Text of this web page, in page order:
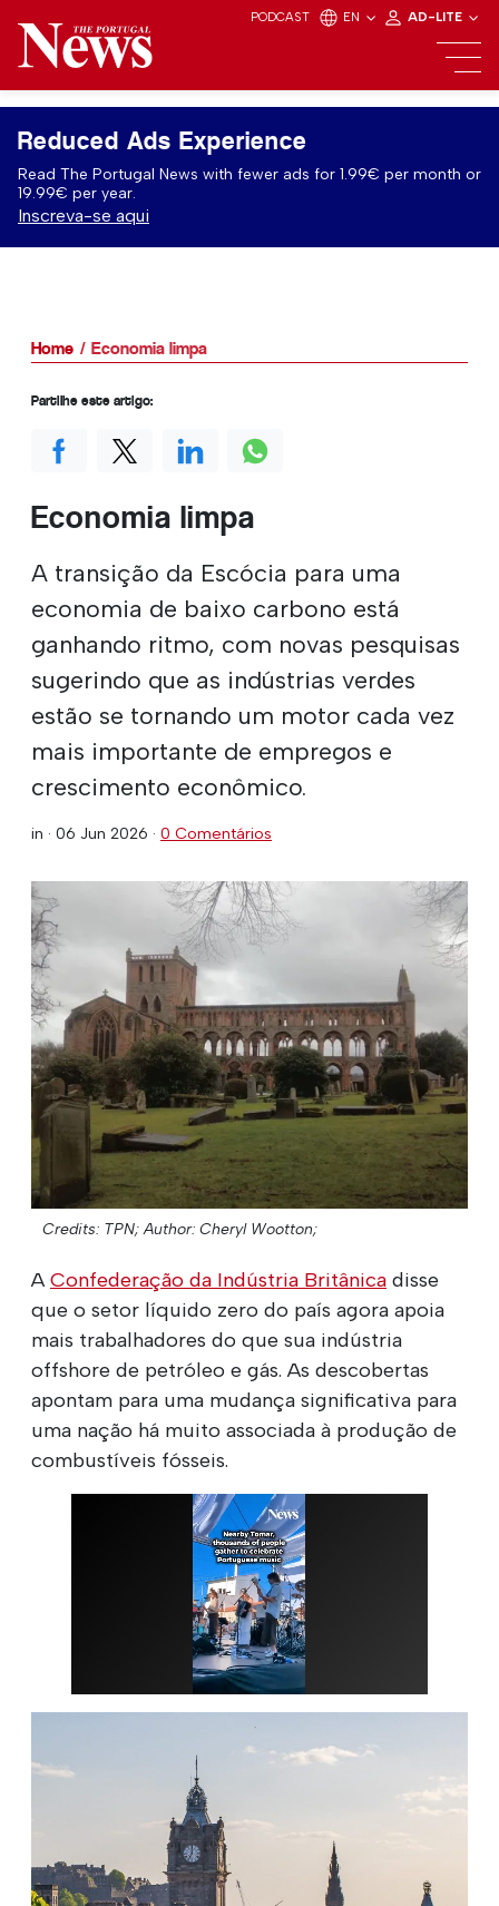
PODCAST EN AD-LITE
Reduced Ads Experience
Read The Portugal News with fewer ads for 1.99€ per month or
19.99€ per year.
Inscreva-se aqui
Home Economia limpa
Economia limpa
A transição da Escócia para uma
economia de baixo carbono está
ganhando ritmo, com novas pesquisas
sugerindo que as indústrias verdes
estão se tornando um motor cada vez
mais importante de empregos e
crescimento econômico.
in · 06 Jun 2026 · 0 Comentários
Credits: TPN; Author: Cheryl Wootton;
A Confederação da Indústria Britânica disse
que o setor líquido zero do país agora apoia
mais trabalhadores do que sua indústria
offshore de petróleo e gás. As descobertas
apontam para uma mudança significativa para
uma nação há muito associada à produção de
combustíveis fósseis.
Partilhe este artigo: